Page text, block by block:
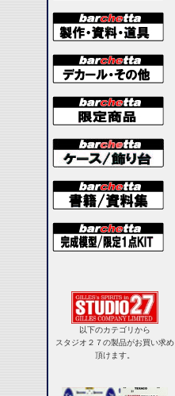
以下のカテゴリから
スタジオ２７の製品がお買い求め
頂けます。